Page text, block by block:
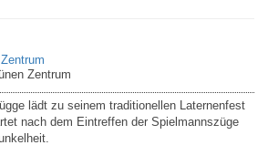
Zentrum
lädt zu seinem traditionellen Laternenfest
nach dem Eintreffen der Spielmannszüge